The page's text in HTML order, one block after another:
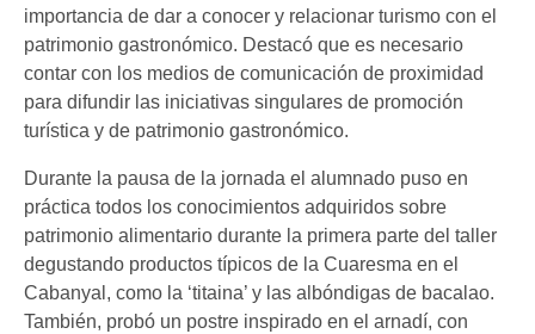
importancia de dar a conocer y relacionar turismo con el
patrimonio gastronómico. Destacó que es necesario
contar con los medios de comunicación de proximidad
para difundir las iniciativas singulares de promoción
turística y de patrimonio gastronómico.
Durante la pausa de la jornada el alumnado puso en
práctica todos los conocimientos adquiridos sobre
patrimonio alimentario durante la primera parte del taller
degustando productos típicos de la Cuaresma en el
Cabanyal, como la ‘titaina’ y las albóndigas de bacalao.
También, probó un postre inspirado en el arnadí, con